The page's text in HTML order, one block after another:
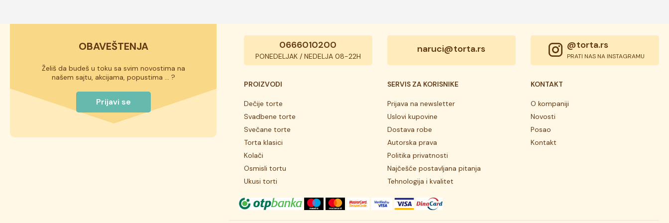
OBAVEŠTENJA
Želiš da budeš u toku sa svim novostima na
našem sajtu, akcijama, popustima ... ?
Prijavi se
0666010200
PONEDELJAK / NEDELJA 08-22H
naruci@torta.rs @torta.rs
PRATI NAS NA INSTAGRAMU
PROIZVODI
Dečije torte
Svadbene torte
Svečane torte
Torta klasici
Kolači
Osmisli tortu
Ukusi torti
SERVIS ZA KORISNIKE
Prijava na newsletter
Uslovi kupovine
Dostava robe
Autorska prava
Politika privatnosti
Najčešće postavljana pitanja
Tehnologija i kvalitet
KONTAKT
O kompaniji
Novosti
Posao
Kontakt